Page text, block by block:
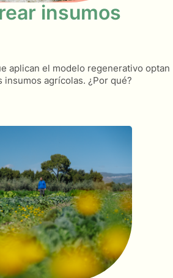
insumos
aplican el modelo regenerativo optan
agrícolas. ¿Por qué?